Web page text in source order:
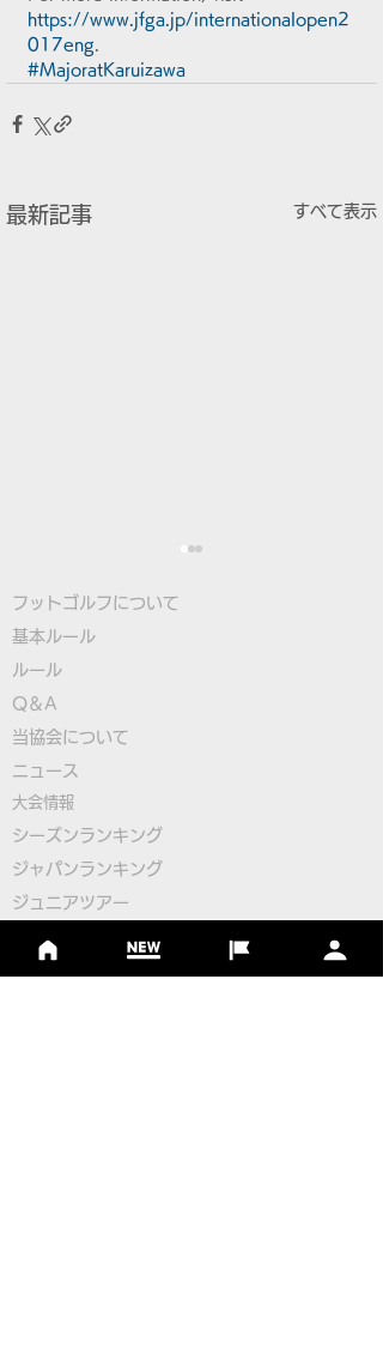
https://www.jfga.jp/internationalopen2
017eng
#MajoratKaruizawa
最新記事 すべて表示
古田選手が8位タイで最
のユースW杯2日目終了
フットゴルフについて
基本ルール
ルール
Q＆A
​当協会について
​ニュース
大会情報
シーズンランキング
ジャパンランキング
ジュニアツアー
ジュニアポイントランク